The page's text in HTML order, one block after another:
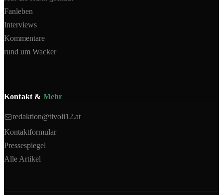
Fanleben
Interviews
Kommentare
rund um Wacker
Kontakt & Mehr
redaktion@tivoli12.at
Kontaktformular
Pressespiegel
Alle Artikel